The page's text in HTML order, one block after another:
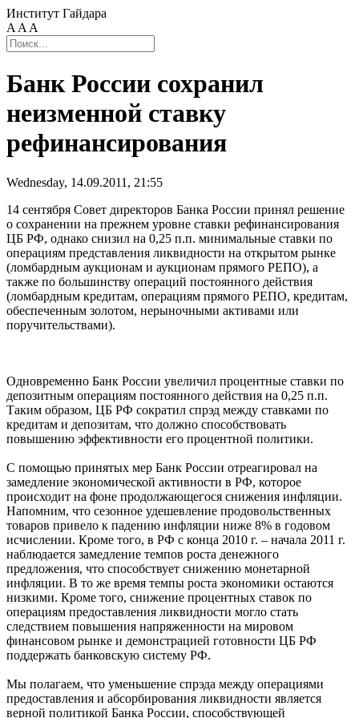
Институт Гайдара
A A A
Банк России сохранил
неизменной ставку
рефинансирования
Wednesday, 14.09.2011, 21:55
14 сентября Совет директоров Банка России принял решение
о сохранении на прежнем уровне ставки рефинансирования
ЦБ РФ, однако снизил на 0,25 п.п. минимальные ставки по
операциям представления ликвидности на открытом рынке
(ломбардным аукционам и аукционам прямого РЕПО), а
также по большинству операций постоянного действия
(ломбардным кредитам, операциям прямого РЕПО, кредитам,
обеспеченным золотом, нерыночными активами или
поручительствами).
Одновременно Банк России увеличил процентные ставки по
депозитным операциям постоянного действия на 0,25 п.п.
Таким образом, ЦБ РФ сократил спрэд между ставками по
кредитам и депозитам, что должно способствовать
повышению эффективности его процентной политики.
С помощью принятых мер Банк России отреагировал на
замедление экономической активности в РФ, которое
происходит на фоне продолжающегося снижения инфляции.
Напомним, что сезонное удешевление продовольственных
товаров привело к падению инфляции ниже 8% в годовом
исчислении. Кроме того, в РФ с конца 2010 г. – начала 2011 г.
наблюдается замедление темпов роста денежного
предложения, что способствует снижению монетарной
инфляции. В то же время темпы роста экономики остаются
низкими. Кроме того, снижение процентных ставок по
операциям предоставления ликвидности могло стать
следствием повышения напряженности на мировом
финансовом рынке и демонстрацией готовности ЦБ РФ
поддержать банковскую систему РФ.
Мы полагаем, что уменьшение спрэда между операциями
предоставления и абсорбирования ликвидности является
верной политикой Банка России, способствующей